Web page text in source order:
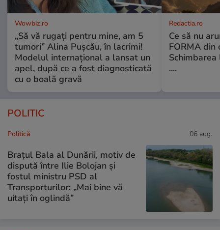
Wowbiz.ro
„Să vă rugați pentru mine, am 5
tumori” Alina Pușcău, în lacrimi!
Modelul internațional a lansat un
apel, după ce a fost diagnosticată
cu o boală gravă
Redactia.ro
Ce să nu
FORMA din
Schimbarea
....
POLITIC
Politică 06 aug.
Brațul Bala al Dunării, motiv de
dispută între Ilie Bolojan și
fostul ministru PSD al
Transporturilor: „Mai bine vă
uitați în oglindă”